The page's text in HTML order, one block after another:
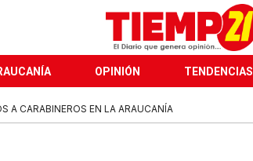
OPINIÓN TENDENCIAS
A CARABINEROS EN LA ARAUCANÍA